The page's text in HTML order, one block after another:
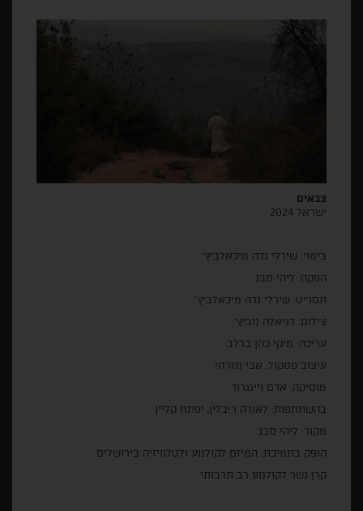
צבאים
ישראל 2024
בימוי: שירלי נדה מיכאלביץ׳
הפקה: ליהי סבג
תסריט: שירלי נדה מיכאלביץ׳
צילום: דניאלה נוביץ׳
עריכה: מיקי כהן ברלב
עיצוב פסקול: אבי מזרחי
מוסיקה: אדם ויינגרוד
בהשתתפות: לאורה ריבלין, יפתח קליין
מקור: ליהי סבג
הופק בתמיכת: המיזם לקולנוע ולטלוויזיה בירושלים
קרן גשר לקולנוע רב תרבותי